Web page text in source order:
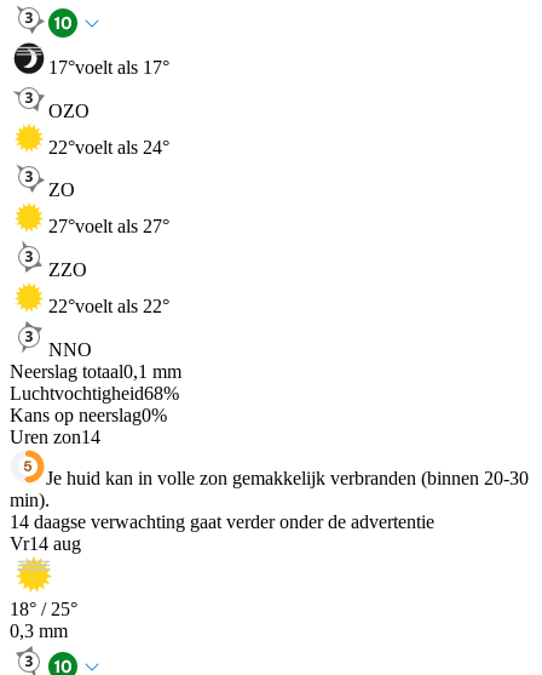
17°voelt als 17°
OZO
22°voelt als 24°
ZO
27°voelt als 27°
ZZO
22°voelt als 22°
NNO
Neerslag totaal0,1 mm
Luchtvochtigheid68%
Kans op neerslag0%
Uren zon14
Je huid kan in volle zon gemakkelijk verbranden (binnen 20-30
min).
14 daagse verwachting gaat verder onder de advertentie
Vr14 aug
18° / 25°
0,3 mm